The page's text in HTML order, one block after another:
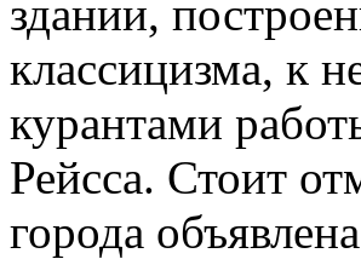
здании,
классицизма, к
курантами
Рейсса. Стоит
города